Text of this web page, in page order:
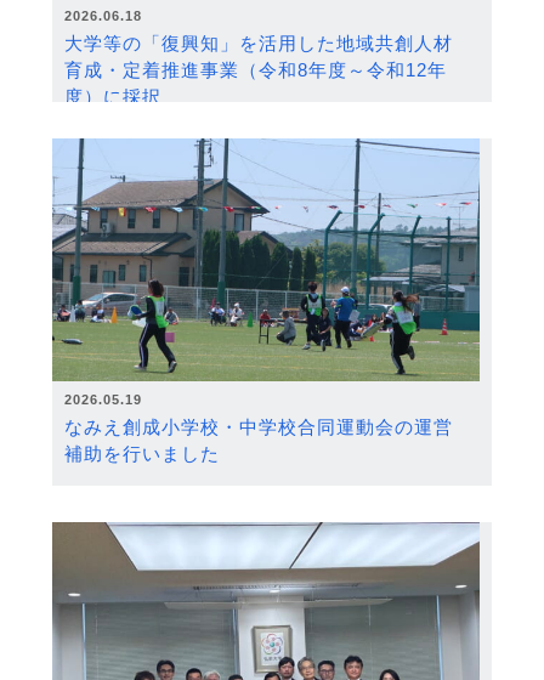
2026.06.18
大学等の「復興知」を活用した地域共創人材
育成・定着推進事業（令和8年度～令和12年
度）に採択
2026.05.19
なみえ創成小学校・中学校合同運動会の運営
補助を行いました